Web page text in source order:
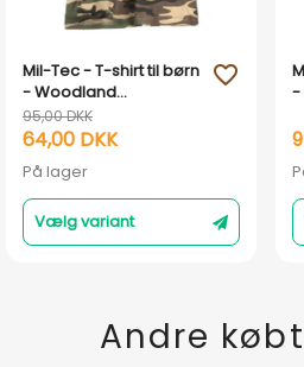
Mil-Tec - T-shirt til børn
- Woodland
Camouflage
95,00 DKK
64,00 DKK
På lager
Vælg variant
favorite_outline
-
Andre